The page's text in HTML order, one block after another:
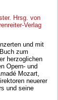
Hrsg. von
Verlag
und mit
zum
herzoglichen
Opern- und
Mozart,
neuerer
und seine